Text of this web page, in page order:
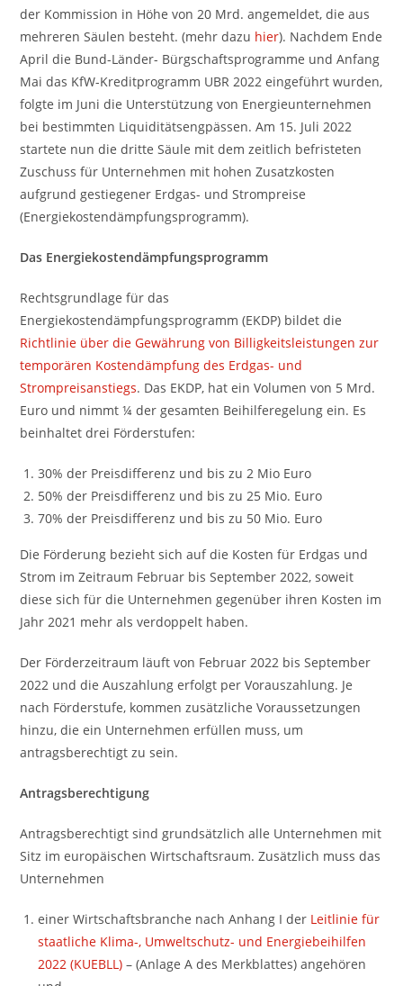
der Kommission in Höhe von 20 Mrd. angemeldet, die aus
mehreren Säulen besteht. (mehr dazu hier). Nachdem Ende
April die Bund-Länder- Bürgschaftsprogramme und Anfang
Mai das KfW-Kreditprogramm UBR 2022 eingeführt wurden,
folgte im Juni die Unterstützung von Energieunternehmen
bei bestimmten Liquiditätsengpässen. Am 15. Juli 2022
startete nun die dritte Säule mit dem zeitlich befristeten
Zuschuss für Unternehmen mit hohen Zusatzkosten
aufgrund gestiegener Erdgas- und Strompreise
(Energiekostendämpfungsprogramm).
Das Energiekostendämpfungsprogramm
Rechtsgrundlage für das
Energiekostendämpfungsprogramm (EKDP) bildet die
Richtlinie über die Gewährung von Billigkeitsleistungen zur
temporären Kostendämpfung des Erdgas- und
Strompreisanstiegs. Das EKDP, hat ein Volumen von 5 Mrd.
Euro und nimmt ¼ der gesamten Beihilferegelung ein. Es
beinhaltet drei Förderstufen:
30% der Preisdifferenz und bis zu 2 Mio Euro
50% der Preisdifferenz und bis zu 25 Mio. Euro
70% der Preisdifferenz und bis zu 50 Mio. Euro
Die Förderung bezieht sich auf die Kosten für Erdgas und
Strom im Zeitraum Februar bis September 2022, soweit
diese sich für die Unternehmen gegenüber ihren Kosten im
Jahr 2021 mehr als verdoppelt haben.
Der Förderzeitraum läuft von Februar 2022 bis September
2022 und die Auszahlung erfolgt per Vorauszahlung. Je
nach Förderstufe, kommen zusätzliche Voraussetzungen
hinzu, die ein Unternehmen erfüllen muss, um
antragsberechtigt zu sein.
Antragsberechtigung
Antragsberechtigt sind grundsätzlich alle Unternehmen mit
Sitz im europäischen Wirtschaftsraum. Zusätzlich muss das
Unternehmen
einer Wirtschaftsbranche nach Anhang I der Leitlinie für
staatliche Klima-, Umweltschutz- und Energiebeihilfen
2022 (KUEBLL) – (Anlage A des Merkblattes) angehören